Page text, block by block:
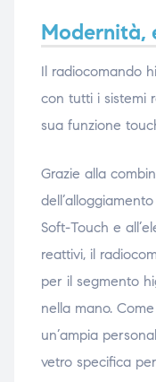
Modernità,
Il radiocomando
con tutti i sistemi
sua funzione
Grazie alla
Soft-Touch e
reattivi, il
per il segmento
nella mano.
un’ampia
vetro specifica